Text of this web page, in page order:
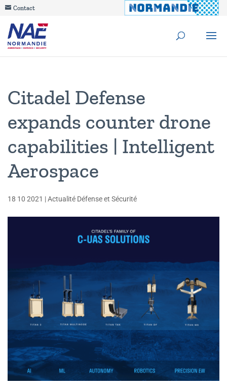
Contact
Citadel Defense
expands counter drone
capabilities | Intelligent
Aerospace
18 10 2021 |Actualité Défense et Sécurité